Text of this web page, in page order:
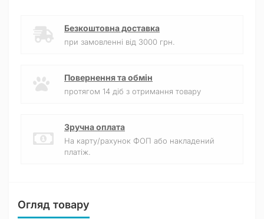
Безкоштовна доставка
при замовленні від 3000 грн.
Повернення та обмін
протягом 14 діб з отримання товару
Зручна оплата
На карту/рахунок ФОП або накладений
платіж.
Огляд товару